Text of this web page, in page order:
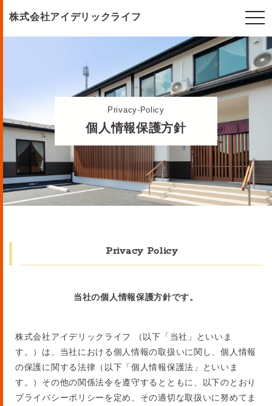
株式会社アイデリックライフ
Privacy-Policy
個人情報保護方針
Privacy Policy
当社の個人情報保護方針です。
株式会社アイデリックライフ （以下「当社」といいま
す。）は、当社における個人情報の取扱いに関し、個人情報
の保護に関する法律（以下「個人情報保護法」といいま
す。）その他の関係法令を遵守するとともに、以下のとおり
プライバシーポリシーを定め、その適切な取扱いに努めてま